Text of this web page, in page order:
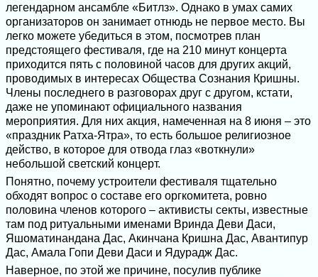
легендарном ансамбле «Битлз». Однако в умах самих
организаторов он занимает отнюдь не первое место. Вы
легко можете убедиться в этом, посмотрев план
предстоящего фестиваля, где на 210 минут концерта
приходится пять с половиной часов для других акций,
проводимых в интересах Общества Сознания Кришны.
Члены последнего в разговорах друг с другом, кстати,
даже не упоминают официального названия
мероприятия. Для них акция, намеченная на 8 июня – это
«праздник Ратха-Ятра», то есть большое религиозное
действо, в которое для отвода глаз «воткнули»
небольшой светский концерт.
Понятно, почему устроители фестиваля тщательно
обходят вопрос о составе его оргкомитета, ровно
половина членов которого – активисты секты, известные
там под ритуальными именами Вринда Деви Даси,
Яшоматинандана Дас, Акинчана Кришна Дас, Авантипур
Дас, Амала Гопи Деви Даси и Ядурадж Дас.
Наверное, по этой же причине, посулив публике